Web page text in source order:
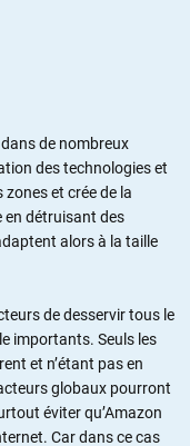
dans de nombreux
des technologies et
et crée de la
en détruisant des
alors à la taille
de desservir tous le
importants. Seuls les
et n’étant pas en
globaux pourront
éviter qu’Amazon
Car dans ce cas